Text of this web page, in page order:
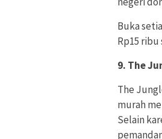
Buka
Rp15 ribu
9. The
The
murah
Selain